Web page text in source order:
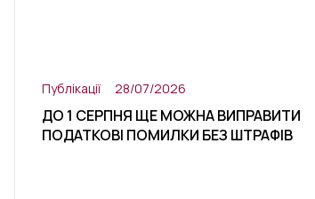
Публікації 28/07/2026
ДО 1 СЕРПНЯ ЩЕ МОЖНА ВИПРАВИТИ
ПОДАТКОВІ ПОМИЛКИ БЕЗ ШТРАФІВ